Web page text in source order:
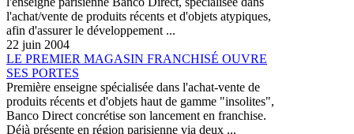
l'achat/vente de produits récents et d'objets atypiques,
afin d'assurer le développement ...
22 juin 2004
LE PREMIER MAGASIN FRANCHISÉ OUVRE
SES PORTES
Première enseigne spécialisée dans l'achat-vente de
produits récents et d'objets haut de gamme "insolites",
Banco Direct concrétise son lancement en franchise.
Déjà présente en région parisienne via deux ...